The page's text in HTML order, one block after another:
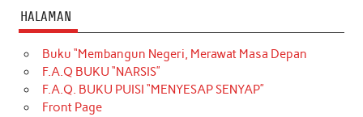
HALAMAN
Buku “Membangun Negeri, Merawat Masa Depan
F.A.Q BUKU “NARSIS”
F.A.Q. BUKU PUISI “MENYESAP SENYAP”
Front Page